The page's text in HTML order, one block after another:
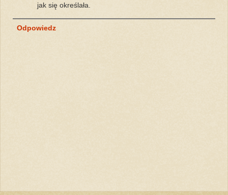
jak się określała.
Odpowiedz